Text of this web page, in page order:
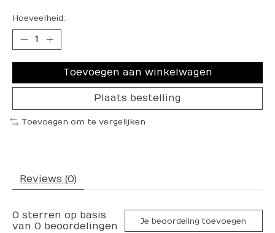
Hoeveelheid:
Toevoegen aan winkelwagen
Plaats bestelling
Toevoegen om te vergelijken
Reviews (0)
0 sterren op basis
van 0 beoordelingen Je beoordeling toevoegen